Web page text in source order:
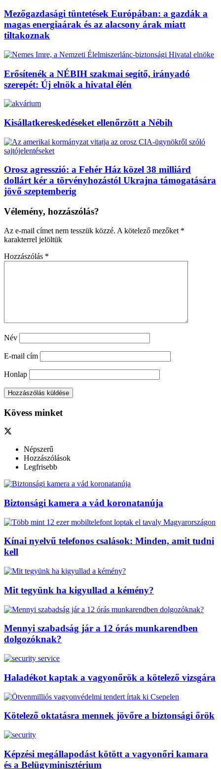
Mezőgazdasági tüntetések Európában: a gazdák a
magas energiaárak és az alacsony árak miatt
tiltakoznak
Erősítenék a NÉBIH szakmai segítő, irányadó
szerepét: Új elnök a hivatal élén
Kisállatkereskedéseket ellenőrzött a Nébih
Orosz agresszió: a Fehér Ház közel 38 milliárd
dollárt kér a törvényhozástól Ukrajna támogatására
jövő szeptemberig
Vélemény, hozzászólás?
Az e-mail címet nem tesszük közzé. A kötelező mezőket *
karakterrel jelöltük
Hozzászólás *
Név
E-mail cím
Honlap
Kövess minket
Népszerű
Hozzászólások
Legfrisebb
Biztonsági kamera a vád koronatanúja
Kínai nyelvű telefonos csalások: Minden, amit tudni
kell
Mit tegyünk ha kigyullad a kémény?
Mennyi szabadság jár a 12 órás munkarendben
dolgozóknak?
Haladékot kaptak a vagyonőrök a kötelező vizsgára
Kötelező oktatásra mennek jövőre a biztonsági őrök
Képzési megállapodást kötött a vagyonőri kamara
és a Belügyminisztérium